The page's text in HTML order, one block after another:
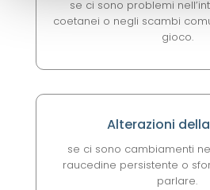
se ci sono problemi
coetanei o negli scambi
gioco.
Alterazioni
se ci sono cambiamenti
raucedine persistente o
parlare.